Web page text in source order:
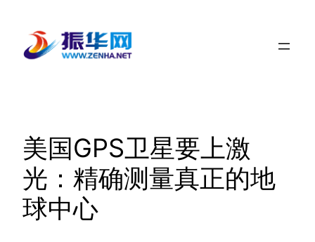
美国GPS卫星要上激
光：精确测量真正的地
球中心